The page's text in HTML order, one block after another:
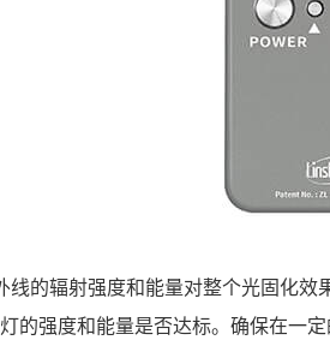
的辐射强度和能量对整个光固化
的强度和能量是否达标。确保在一